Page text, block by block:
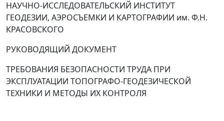
НАУЧНО-ИССЛЕДОВАТЕЛЬСКИЙ ИНСТИТУТ
ГЕОДЕЗИИ, АЭРОСЪЕМКИ И КАРТОГРАФИИ им. Ф.Н.
КРАСОВСКОГО
РУКОВОДЯЩИЙ ДОКУМЕНТ
ТРЕБОВАНИЯ БЕЗОПАСНОСТИ ТРУДА ПРИ
ЭКСПЛУАТАЦИИ ТОПОГРАФО-ГЕОДЕЗИЧЕСКОЙ
ТЕХНИКИ И МЕТОДЫ ИХ КОНТРОЛЯ